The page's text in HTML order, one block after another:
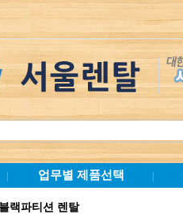
업무별 제품선택
랙파티션 렌탈